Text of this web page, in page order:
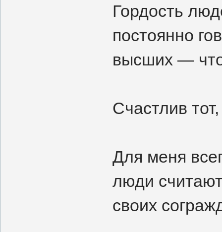
Гордость
постоянно
высших —
Счастлив
Для меня
люди
своих